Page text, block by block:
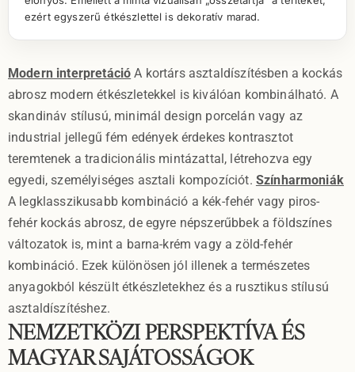
ezért egyszerű étkészlettel is dekoratív marad.
Modern interpretáció A kortárs asztaldíszítésben a kockás
abrosz modern étkészletekkel is kiválóan kombinálható. A
skandináv stílusú, minimál design porcelán vagy az
industrial jellegű fém edények érdekes kontrasztot
teremtenek a tradicionális mintázattal, létrehozva egy
egyedi, személyiséges asztali kompozíciót. Színharmoniák
A legklasszikusabb kombináció a kék-fehér vagy piros-
fehér kockás abrosz, de egyre népszerűbbek a földszínes
változatok is, mint a barna-krém vagy a zöld-fehér
kombináció. Ezek különösen jól illenek a természetes
anyagokból készült étkészletekhez és a rusztikus stílusú
asztaldíszítéshez.
NEMZETKÖZI PERSPEKTÍVA ÉS
MAGYAR SAJÁTOSSÁGOK